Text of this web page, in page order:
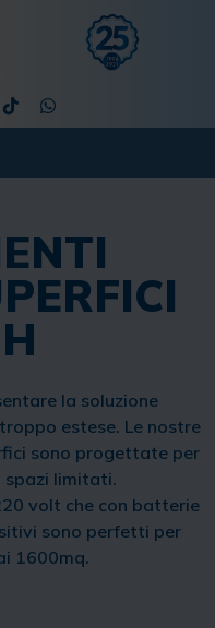
la soluzione
estese. Le nostre
sono progettate per
spazi limitati.
volt che con batterie
sono perfetti per
1600mq.